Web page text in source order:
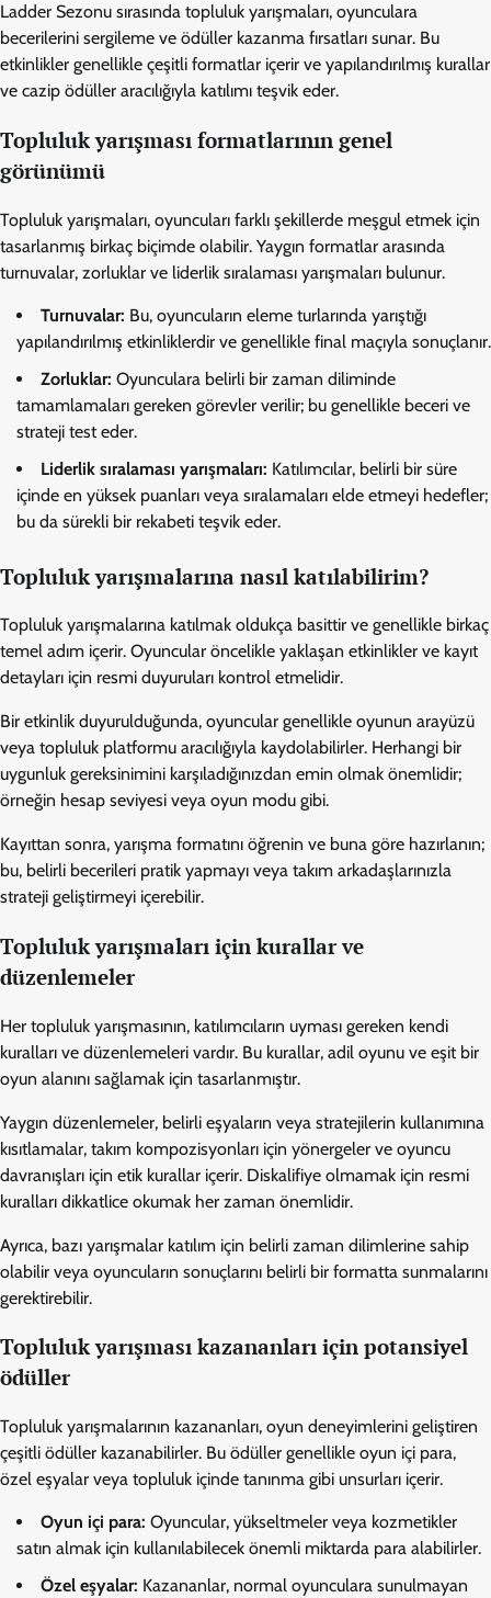
Ladder Sezonu sırasında topluluk yarışmaları, oyunculara
becerilerini sergileme ve ödüller kazanma fırsatları sunar. Bu
etkinlikler genellikle çeşitli formatlar içerir ve yapılandırılmış kurallar
ve cazip ödüller aracılığıyla katılımı teşvik eder.
Topluluk yarışması formatlarının genel
görünümü
Topluluk yarışmaları, oyuncuları farklı şekillerde meşgul etmek için
tasarlanmış birkaç biçimde olabilir. Yaygın formatlar arasında
turnuvalar, zorluklar ve liderlik sıralaması yarışmaları bulunur.
Turnuvalar: Bu, oyuncuların eleme turlarında yarıştığı
yapılandırılmış etkinliklerdir ve genellikle final maçıyla sonuçlanır.
Zorluklar: Oyunculara belirli bir zaman diliminde
tamamlamaları gereken görevler verilir; bu genellikle beceri ve
strateji test eder.
Liderlik sıralaması yarışmaları: Katılımcılar, belirli bir süre
içinde en yüksek puanları veya sıralamaları elde etmeyi hedefler;
bu da sürekli bir rekabeti teşvik eder.
Topluluk yarışmalarına nasıl katılabilirim?
Topluluk yarışmalarına katılmak oldukça basittir ve genellikle birkaç
temel adım içerir. Oyuncular öncelikle yaklaşan etkinlikler ve kayıt
detayları için resmi duyuruları kontrol etmelidir.
Bir etkinlik duyurulduğunda, oyuncular genellikle oyunun arayüzü
veya topluluk platformu aracılığıyla kaydolabilirler. Herhangi bir
uygunluk gereksinimini karşıladığınızdan emin olmak önemlidir;
örneğin hesap seviyesi veya oyun modu gibi.
Kayıttan sonra, yarışma formatını öğrenin ve buna göre hazırlanın;
bu, belirli becerileri pratik yapmayı veya takım arkadaşlarınızla
strateji geliştirmeyi içerebilir.
Topluluk yarışmaları için kurallar ve
düzenlemeler
Her topluluk yarışmasının, katılımcıların uyması gereken kendi
kuralları ve düzenlemeleri vardır. Bu kurallar, adil oyunu ve eşit bir
oyun alanını sağlamak için tasarlanmıştır.
Yaygın düzenlemeler, belirli eşyaların veya stratejilerin kullanımına
kısıtlamalar, takım kompozisyonları için yönergeler ve oyuncu
davranışları için etik kurallar içerir. Diskalifiye olmamak için resmi
kuralları dikkatlice okumak her zaman önemlidir.
Ayrıca, bazı yarışmalar katılım için belirli zaman dilimlerine sahip
olabilir veya oyuncuların sonuçlarını belirli bir formatta sunmalarını
gerektirebilir.
Topluluk yarışması kazananları için potansiyel
ödüller
Topluluk yarışmalarının kazananları, oyun deneyimlerini geliştiren
çeşitli ödüller kazanabilirler. Bu ödüller genellikle oyun içi para,
özel eşyalar veya topluluk içinde tanınma gibi unsurları içerir.
Oyun içi para: Oyuncular, yükseltmeler veya kozmetikler
satın almak için kullanılabilecek önemli miktarda para alabilirler.
Özel eşyalar: Kazananlar, normal oyunculara sunulmayan